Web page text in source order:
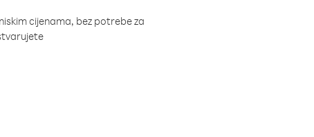
cijenama, bez potrebe za